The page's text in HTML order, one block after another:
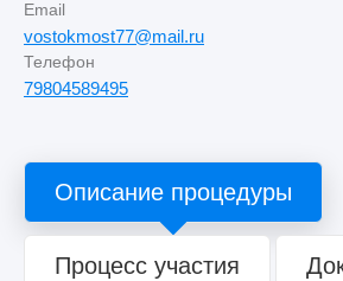
Email
vostokmost77@mail.ru
Телефон
79804589495
Описание процедуры
Процесс участия